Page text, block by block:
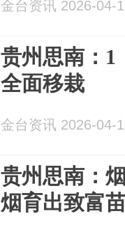
金台资讯 2026-04-
贵州思南：1
全面移栽
金台资讯 2026-04-
贵州思南：
烟育出致富